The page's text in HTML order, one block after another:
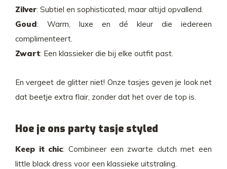
Zilver: Subtiel en sophisticated, maar altijd opvallend.
Goud: Warm, luxe en dé kleur die iedereen
complimenteert.
Zwart: Een klassieker die bij elke outfit past.
En vergeet de glitter niet! Onze tasjes geven je look net
dat beetje extra flair, zonder dat het over de top is.
Hoe je ons party tasje styled
Keep it chic: Combineer een zwarte clutch met een
little black dress voor een klassieke uitstraling.